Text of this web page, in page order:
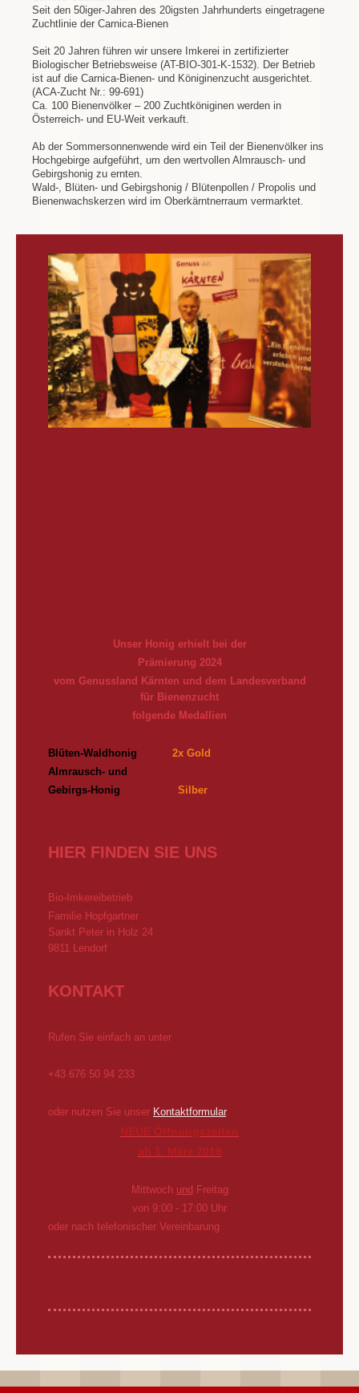
Seit den 50iger-Jahren des 20igsten Jahrhunderts eingetragene
Zuchtlinie der Carnica-Bienen
Seit 20 Jahren führen wir unsere Imkerei in zertifizierter
Biologischer Betriebsweise (AT-BIO-301-K-1532). Der Betrieb
ist auf die Carnica-Bienen- und Königinenzucht ausgerichtet.
(ACA-Zucht Nr.: 99-691)
Ca. 100 Bienenvölker – 200 Zuchtköniginen werden in
Österreich- und EU-Weit verkauft.
Ab der Sommersonnenwende wird ein Teil der Bienenvölker ins
Hochgebirge aufgeführt, um den wertvollen Almrausch- und
Gebirgshonig zu ernten.
Wald-, Blüten- und Gebirgshonig / Blütenpollen / Propolis und
Bienenwachskerzen wird im Oberkärntnerraum vermarktet.
Unser Honig erhielt bei der
Prämierung 2024
vom Genussland Kärnten und dem Landesverband
für Bienenzucht
folgende Medallien
Blüten-Waldhonig
2x Gold
Almrausch- und
Gebirgs-Honig Silber
HIER FINDEN SIE UNS
Bio-Imkereibetrieb
Familie Hopfgartner
Sankt Peter in Holz 24
9811 Lendorf
KONTAKT
Rufen Sie einfach an unter
+43 676 50 94 233
oder nutzen Sie unser Kontaktformular.
NEUE Öffnungszeiten
ab 1. März 2019
Mittwoch und Freitag
von 9:00 - 17:00 Uhr
oder nach telefonischer Vereinbarung